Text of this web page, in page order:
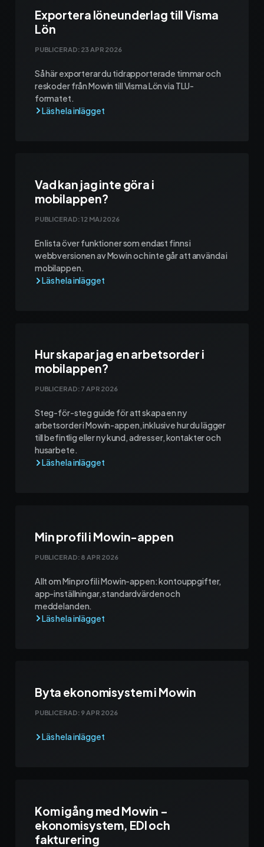
Kalender
Dokument
Kundservice
Exportera löneunderlag till Visma
Lön
PUBLICERAD: 23 APR 2026
Så här exporterar du tidrapporterade timmar och
reskoder från Mowin till Visma Lön via TLU-
formatet.
Vad kan jag inte göra i
mobilappen?
PUBLICERAD:12 MAJ 2026
En lista över funktioner som endast finns i
webbversionen av Mowin och inte går att använda i
mobilappen.
Hur skapar jag en arbetsorder i
mobilappen?
PUBLICERAD: 7 APR 2026
Steg-för-steg guide för att skapa en ny
arbetsorder i Mowin-appen, inklusive hur du lägger
till befintlig eller ny kund, adresser, kontakter och
husarbete.
Min profil i Mowin-appen
PUBLICERAD: 8 APR 2026
Allt om Min profil i Mowin-appen: kontouppgifter,
app-inställningar, standardvärden och
meddelanden.
Byta ekonomisystem i Mowin
PUBLICERAD: 9 APR 2026
Kom igång med Mowin –
ekonomisystem, EDI och
fakturering